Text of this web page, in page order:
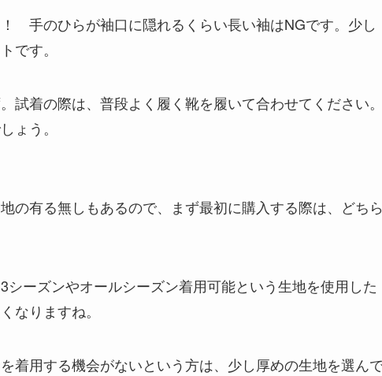
手のひらが袖口に隠れるくらい長い袖はNGです。少し
です。
試着の際は、普段よく履く靴を履いて合わせてください
ょう。
の有る無しもあるので、まず最初に購入する際は、どち
ーズンやオールシーズン着用可能という生地を使用した
なりますね。
着用する機会がないという方は、少し厚めの生地を選ん